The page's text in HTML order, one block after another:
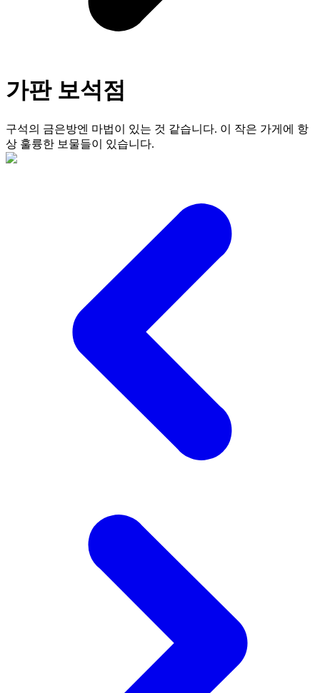
가판 보석점
구석의 금은방엔 마법이 있는 것 같습니다. 이 작은 가게에 항
상 훌륭한 보물들이 있습니다.